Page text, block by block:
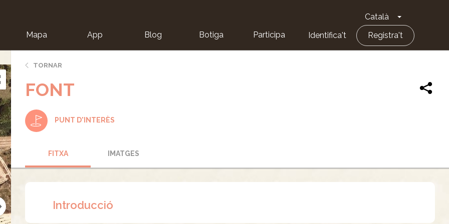
Català Toggle
Mapa App Blog Botiga Participa Identifica't Registra't
TORNAR
FONT
PUNT D'INTERÈS
FITXA IMATGES
Introducció